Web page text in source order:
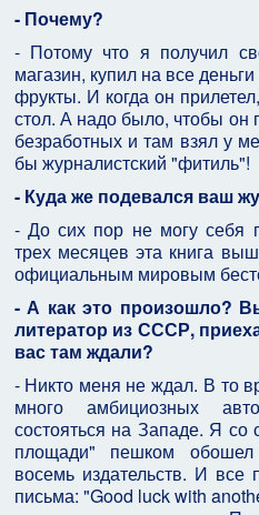
- Почему?
- Потому что я получил
магазин, купил на все
фрукты. И когда он
стол. А надо было, чтобы он
безработных и там взял у
бы журналистский "фитиль"!
- Куда же подевался ваш
- До сих пор не могу себя
трех месяцев эта книга
официальным мировым
- А как это произошло?
литератор из СССР,
вас там ждали?
- Никто меня не ждал. В то
много амбициозных
состояться на Западе. Я со
площади" пешком
восемь издательств. И
письма: "Good luck with